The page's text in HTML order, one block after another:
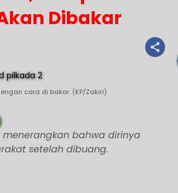
Dibakar
cara di bakar. (KP/Zakiri)
menerangkan bahwa dirinya
setelah dibuang.